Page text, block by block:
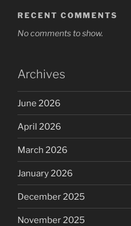
RECENT COMMENTS
No comments to show.
Archives
June 2026
April 2026
March 2026
January 2026
December 2025
November 2025